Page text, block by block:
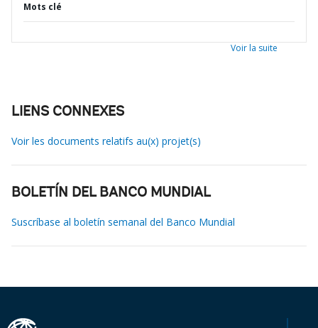
Mots clé
Voir la suite
LIENS CONNEXES
Voir les documents relatifs au(x) projet(s)
BOLETÍN DEL BANCO MUNDIAL
Suscríbase al boletín semanal del Banco Mundial